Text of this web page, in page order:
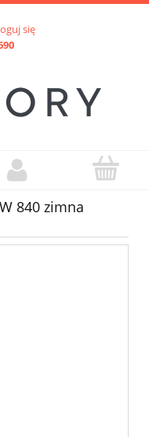
się
840 zimna